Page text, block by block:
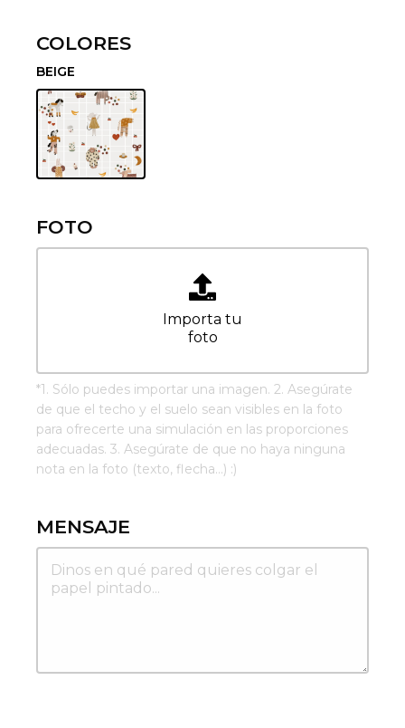
COLORES
BEIGE
FOTO
Importa tu
foto
*1. Sólo puedes importar una imagen. 2. Asegúrate
de que el techo y el suelo sean visibles en la foto
para ofrecerte una simulación en las proporciones
adecuadas. 3. Asegúrate de que no haya ninguna
nota en la foto (texto, flecha...) :)
MENSAJE